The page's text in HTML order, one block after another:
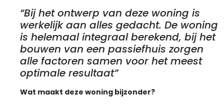
“Bij het ontwerp van deze woning is
werkelijk aan alles gedacht. De woning
is helemaal integraal berekend, bij het
bouwen van een passiefhuis zorgen
alle factoren samen voor het meest
optimale resultaat”
Wat maakt deze woning bijzonder?